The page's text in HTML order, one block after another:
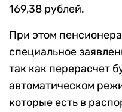
169,38 рублей.
При этом
специальное
так как перерасчет
автоматическом
которые есть в